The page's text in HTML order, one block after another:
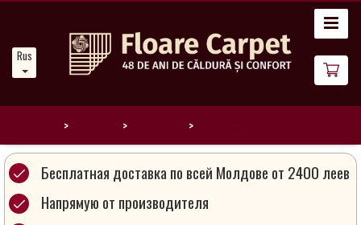
Russian
Главная
Новости
Наши
ковры
Бесплатная доставка по всей Молдове от 2400 леев
Напрямую от производителя